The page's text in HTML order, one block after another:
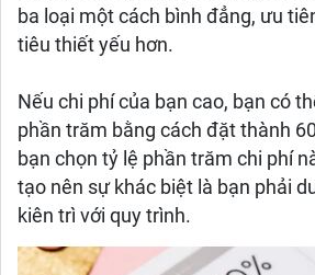
ba loại một cách bình đẳng, ưu
tiêu thiết yếu hơn.
Nếu chi phí của bạn cao, bạn có
phần trăm bằng cách đặt thành
bạn chọn tỷ lệ phần trăm chi phí
tạo nên sự khác biệt là bạn phải
kiên trì với quy trình.